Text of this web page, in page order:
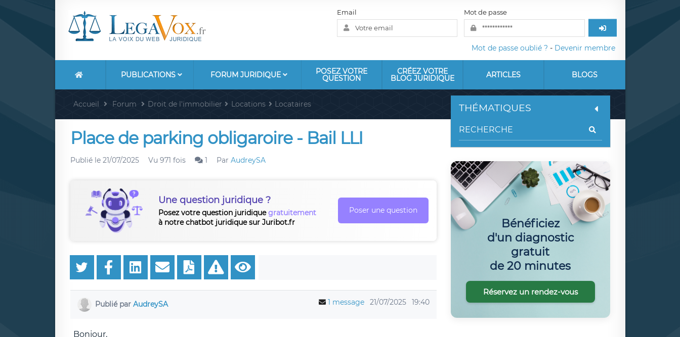
Email Mot de passe
Mot de passe oublié ? - Devenir membre
PUBLICATIONS FORUM JURIDIQUE POSEZ VOTRE
QUESTION
CRÉEZ VOTRE
BLOG JURIDIQUE ARTICLES BLOGS
Accueil Forum Droit de l'immobilier Locations Locataires
Place de parking obligaroire - Bail LLI
Publié le 21/07/2025 Vu 971 fois 1 Par AudreySA
Une question juridique ?
Posez votre question juridiquegratuitement
à notre chatbot juridique sur Juribot.fr
Poser une question
Publié par AudreySA 1 message 21/07/2025 19:40
Bonjour,
THÉMATIQUES
Bénéficiez
d'un diagnostic
gratuit
de 20 minutes
Réservez un rendez-vous